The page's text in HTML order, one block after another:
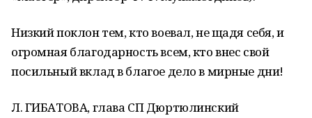
Низкий поклон тем, кто воевал, не щадя себя, и
огромная благодарность всем, кто внес свой
посильный вклад в благое дело в мирные дни!
Л. ГИБАТОВА, глава СП Дюртюлинский